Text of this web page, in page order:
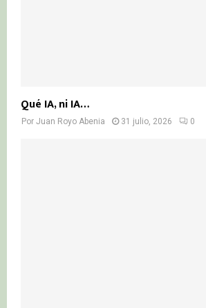
Qué IA, ni IA…
Por Juan Royo Abenia 31 julio, 2026 0